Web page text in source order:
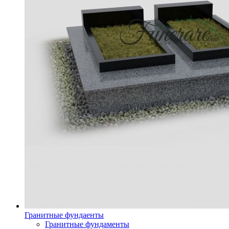
Гранитные фундаенты
Гранитные фундаменты